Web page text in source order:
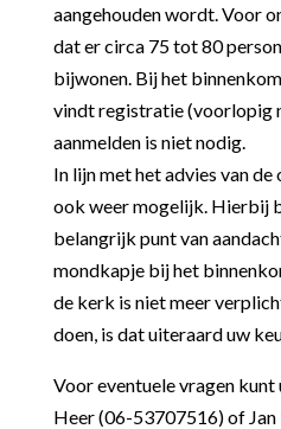
aangehouden wordt. Voor
dat er circa 75 tot 80
bijwonen. Bij het
vindt registratie (voorlopig
aanmelden is niet nodig.
In lijn met het advies van de
ook weer mogelijk. Hierbij
belangrijk punt van
mondkapje bij het
de kerk is niet meer
doen, is dat uiteraard uw
Voor eventuele vragen kunt
Heer (06-53707516) of